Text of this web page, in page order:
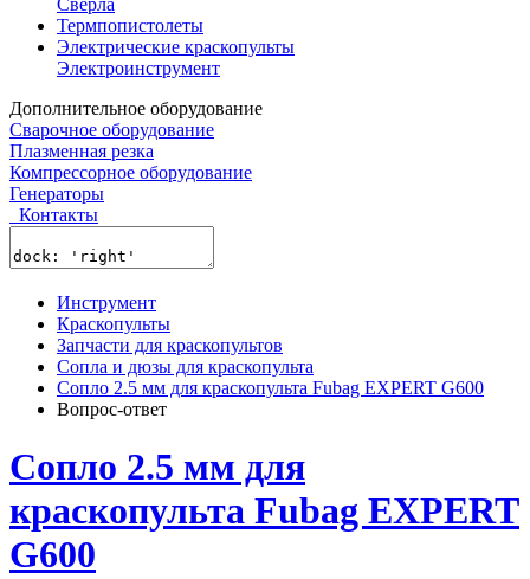
Термпопистолеты
Электрические краскопульты
Электроинструмент
Дополнительное оборудование
Сварочное оборудование
Плазменная резка
Компрессорное оборудование
Генераторы
Контакты
Инструмент
Краскопульты
Запчасти для краскопультов
Сопла и дюзы для краскопульта
Сопло 2.5 мм для краскопульта Fubag EXPERT G600
Вопрос-ответ
Сопло 2.5 мм для
краскопульта Fubag EXPERT
G600